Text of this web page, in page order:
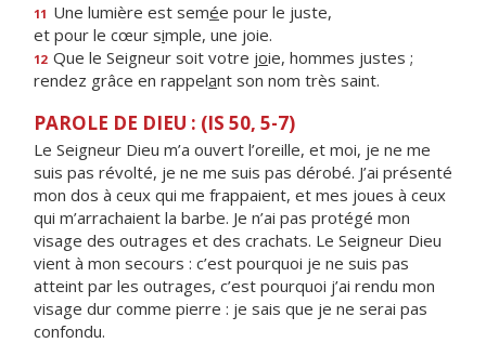
11 Une lumière est semée pour le juste,
et pour le cœur simple, une joie.
12 Que le Seigneur soit votre joie, hommes justes ;
rendez grâce en rappelant son nom très saint.
PAROLE DE DIEU : (IS 50, 5-7)
Le Seigneur Dieu m’a ouvert l’oreille, et moi, je ne me
suis pas révolté, je ne me suis pas dérobé. J’ai présenté
mon dos à ceux qui me frappaient, et mes joues à ceux
qui m’arrachaient la barbe. Je n’ai pas protégé mon
visage des outrages et des crachats. Le Seigneur Dieu
vient à mon secours : c’est pourquoi je ne suis pas
atteint par les outrages, c’est pourquoi j’ai rendu mon
visage dur comme pierre : je sais que je ne serai pas
confondu.